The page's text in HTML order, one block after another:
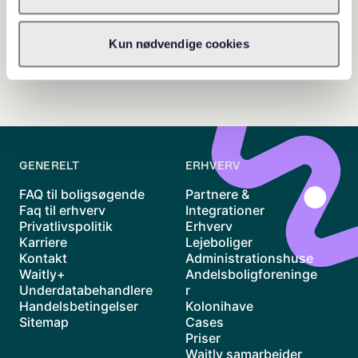
Kun nødvendige cookies
GENERELT
FAQ til boligsøgende
Faq til erhverv
Privatlivspolitik
Karriere
Kontakt
Waitly+
Underdatabehandlere
Handelsbetingelser
Sitemap
ERHVERV
Partnere &
Integrationer
Erhverv
Lejeboliger
Administrationshuse
Andelsboligforeninge
r
Kolonihave
Cases
Priser
Waitly samarbejder